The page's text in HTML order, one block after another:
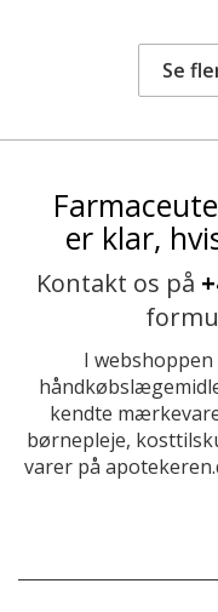
Se
er klar,
Kontakt os på
I
kendte
børnepleje,
varer på